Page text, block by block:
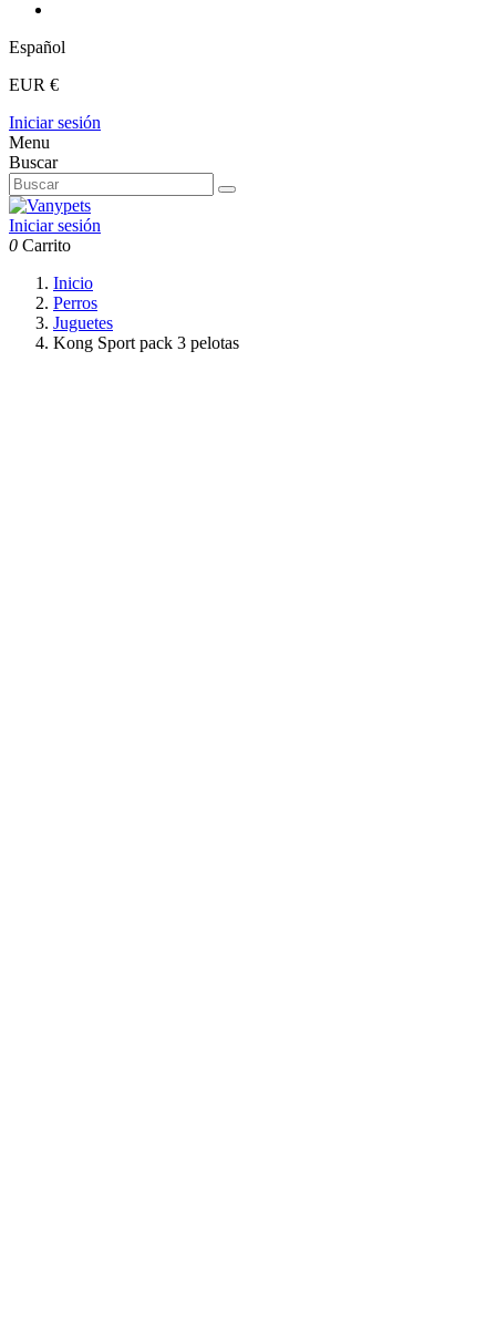
Español
EUR €
Iniciar sesión
Menu
Buscar
Iniciar sesión
0 Carrito
Inicio
Perros
Juguetes
Kong Sport pack 3 pelotas